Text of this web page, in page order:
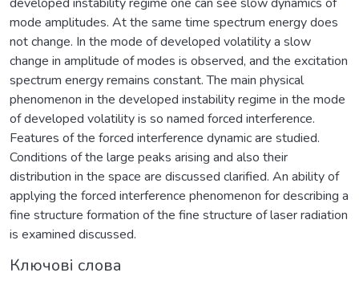
mode amplitudes. At the same time spectrum energy does
not change. In the mode of developed volatility a slow
change in amplitude of modes is observed, and the excitation
spectrum energy remains constant. The main physical
phenomenon in the developed instability regime in the mode
of developed volatility is so named forced interference.
Features of the forced interference dynamic are studied.
Conditions of the large peaks arising and also their
distribution in the space are discussed clarified. An ability of
applying the forced interference phenomenon for describing a
fine structure formation of the fine structure of laser radiation
is examined discussed.
Ключові слова